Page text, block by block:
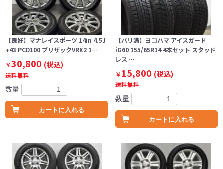
【良好】マナレイスポーツ 14in 4.5J
+43 PCD100 ブリザックVRX2 1…
￥30,800 (税込)
送料無料
数量
カートに入れる
【バリ溝】ヨコハマ アイスガード
iG60 155/65R14 4本セット スタッド
レス …
￥15,800 (税込)
送料無料
数量
カートに入れる